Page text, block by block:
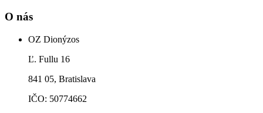
O nás
OZ Dionýzos
Ľ. Fullu 16
841 05, Bratislava
IČO: 50774662